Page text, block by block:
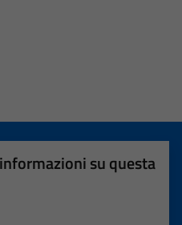
su questa